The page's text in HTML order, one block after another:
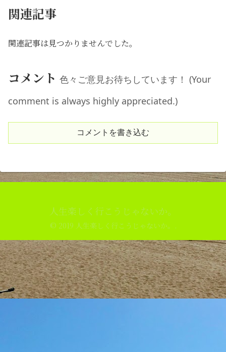
関連記事
関連記事は見つかりませんでした。
コメント 色々ご意見お待ちしています！ (Your
comment is always highly appreciated.)
コメントを書き込む
人生楽しく行こうじゃないか。
© 2019 人生楽しく行こうじゃないか。.